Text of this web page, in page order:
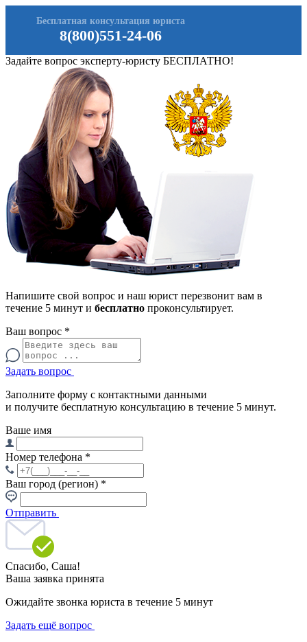
8(800)551-24-06
Бесплатная консультация юриста
Задайте вопрос эксперту-юристу БЕСПЛАТНО!
Напишите свой вопрос и наш юрист перезвонит вам в
течение 5 минут и бесплатно проконсультирует.
Ваш вопрос *
Задать вопрос
Заполните форму с контактными данными
и получите бесплатную консультацию в течение 5 минут.
Ваше имя
Номер телефона *
Ваш город (регион) *
Отправить
Спасибо, Саша!
Ваша заявка принята
Ожидайте звонка юриста в течение 5 минут
Задать ещё вопрос